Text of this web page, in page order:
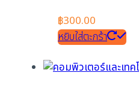
฿300.00
หยิบใส่ตะกร้า